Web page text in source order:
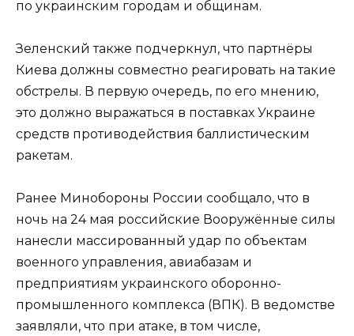
по украинским городам и общинам.
Зеленский также подчеркнул, что партнёры
Киева должны совместно реагировать на такие
обстрелы. В первую очередь, по его мнению,
это должно выражаться в поставках Украине
средств противодействия баллистическим
ракетам.
Ранее Минобороны России сообщало, что в
ночь на 24 мая российские Вооружённые силы
нанесли массированный удар по объектам
военного управления, авиабазам и
предприятиям украинского оборонно-
промышленного комплекса (ВПК). В ведомстве
заявляли, что при атаке, в том числе,